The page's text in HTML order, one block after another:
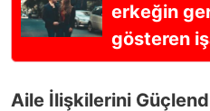
erkeğin
gösteren
Aile İlişkilerini